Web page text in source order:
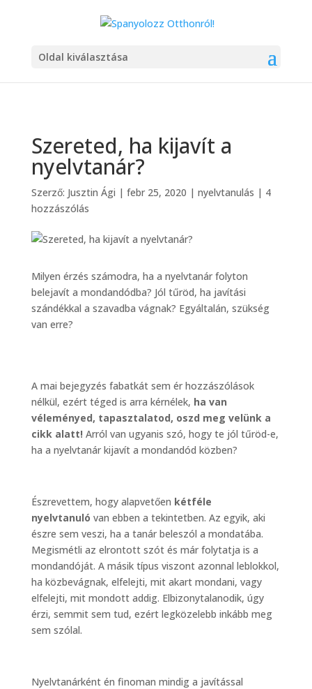
Oldal kiválasztása
Szereted, ha kijavít a
nyelvtanár?
Szerző: Jusztin Ági | febr 25, 2020 | nyelvtanulás | 4
hozzászólás
Milyen érzés számodra, ha a nyelvtanár folyton
belejavít a mondandódba? Jól tűröd, ha javítási
szándékkal a szavadba vágnak? Egyáltalán, szükség
van erre?
A mai bejegyzés fabatkát sem ér hozzászólások
nélkül, ezért téged is arra kérnélek, ha van
véleményed, tapasztalatod, oszd meg velünk a
cikk alatt! Arról van ugyanis szó, hogy te jól tűröd-e,
ha a nyelvtanár kijavít a mondandód közben?
Észrevettem, hogy alapvetően kétféle
nyelvtanuló van ebben a tekintetben. Az egyik, aki
észre sem veszi, ha a tanár beleszól a mondatába.
Megismétli az elrontott szót és már folytatja is a
mondandóját. A másik típus viszont azonnal leblokkol,
ha közbevágnak, elfelejti, mit akart mondani, vagy
elfelejti, mit mondott addig. Elbizonytalanodik, úgy
érzi, semmit sem tud, ezért legközelebb inkább meg
sem szólal.
Nyelvtanárként én finoman mindig a javítással